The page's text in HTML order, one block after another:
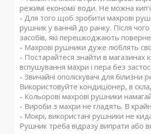
режимі економії води. Не можна
- Для того щоб зробити махрові
рушник у ванній до ранку. Після
засобів, які перешкоджають
- Махрові рушники дуже люблять
- Постарайтеся знайти в магазинах
вспушування махри і пера без
- Звичайні ополіскувачі для
Використовуйте кондиціонер, в
- Кольорові махрові рушники
- Вироби з махри не гладять. В
- Мокрі, використані рушники не
Рушник треба відразу випрати або